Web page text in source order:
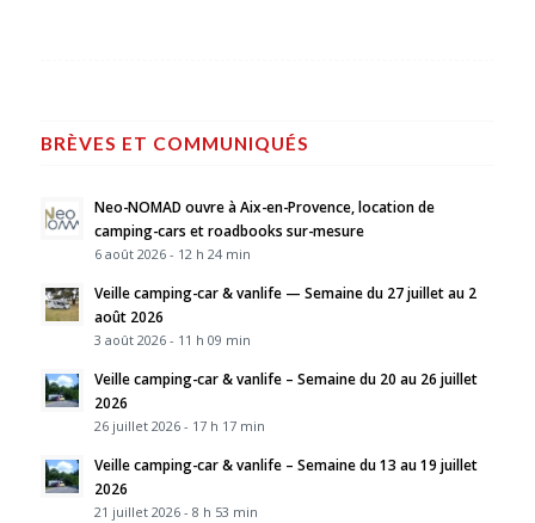
BRÈVES ET COMMUNIQUÉS
Neo-NOMAD ouvre à Aix-en-Provence, location de
camping-cars et roadbooks sur-mesure
6 août 2026 - 12 h 24 min
Veille camping-car & vanlife — Semaine du 27 juillet au 2
août 2026
3 août 2026 - 11 h 09 min
Veille camping-car & vanlife – Semaine du 20 au 26 juillet
2026
26 juillet 2026 - 17 h 17 min
Veille camping-car & vanlife – Semaine du 13 au 19 juillet
2026
21 juillet 2026 - 8 h 53 min